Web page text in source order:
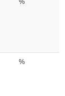
%
%